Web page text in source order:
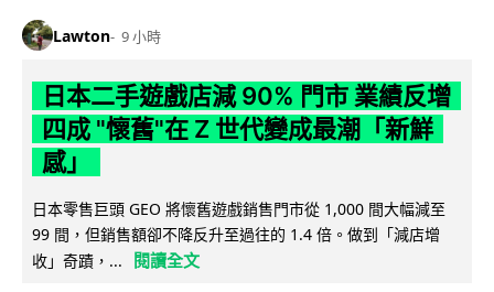
Lawton 9 小時
日本二手遊戲店減 90% 門市 業績反增
四成 "懷舊"在 Z 世代變成最潮「新鮮
感」
日本零售巨頭 GEO 將懷舊遊戲銷售門市從 1,000 間大幅減至
99 間，但銷售額卻不降反升至過往的 1.4 倍。做到「減店增
收」奇蹟，...
閱讀全文